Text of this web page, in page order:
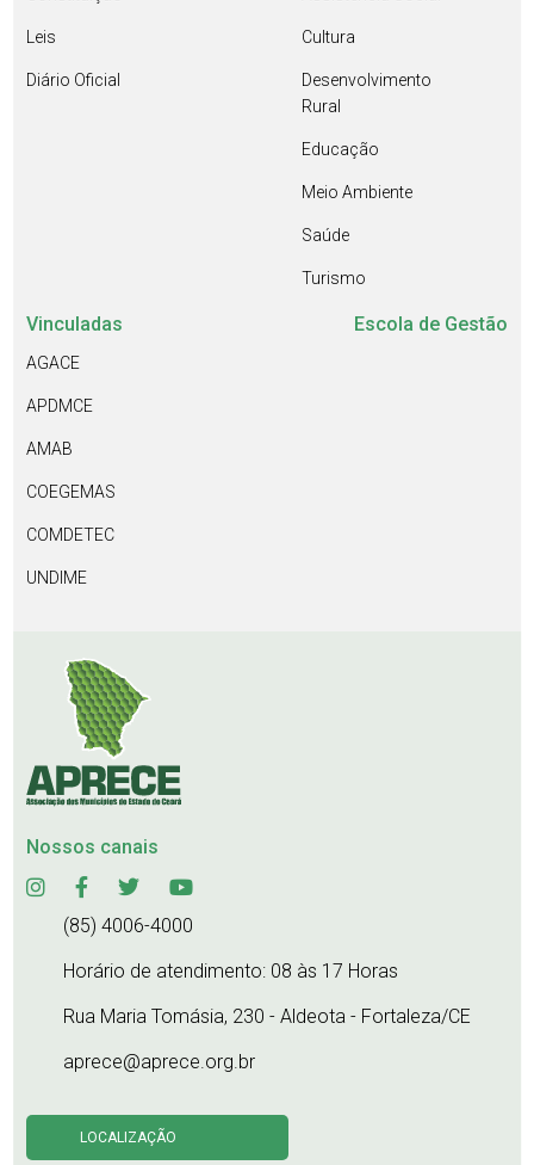
Leis
Diário Oficial
Cultura
Desenvolvimento
Rural
Educação
Meio Ambiente
Saúde
Turismo
Vinculadas
AGACE
APDMCE
AMAB
COEGEMAS
COMDETEC
UNDIME
Escola de Gestão
Nossos canais
(85) 4006-4000
Horário de atendimento: 08 às 17 Horas
Rua Maria Tomásia, 230 - Aldeota - Fortaleza/CE
aprece@aprece.org.br
LOCALIZAÇÃO